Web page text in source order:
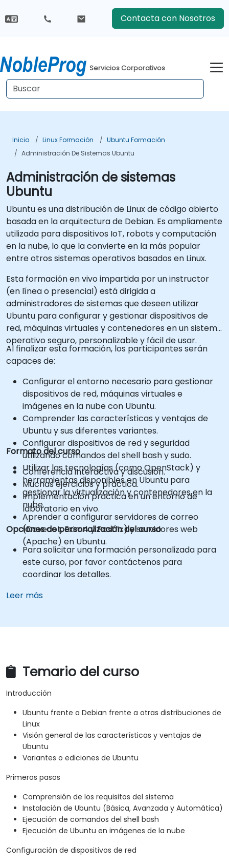
Contacta con Nosotros
Servicios Corporativos
Inicio Linux Formación
Ubuntu Formación
Administración De Sistemas Ubuntu
Administración de sistemas
Ubuntu
Ubuntu es una distribución de Linux de código abierto
basada en la arquitectura de Debian. Es ampliamente
utilizada para dispositivos IoT, robots y computación
en la nube, lo que la convierte en la más popular
entre otros sistemas operativos basados en Linux.
Esta formación en vivo impartida por un instructor
(en línea o presencial) está dirigida a
administradores de sistemas que deseen utilizar
Ubuntu para configurar y gestionar dispositivos de
red, máquinas virtuales y contenedores en un sistema
operativo seguro, personalizable y fácil de usar.
Al finalizar esta formación, los participantes serán
capaces de:
Configurar el entorno necesario para gestionar
dispositivos de red, máquinas virtuales e
imágenes en la nube con Ubuntu.
Comprender las características y ventajas de
Ubuntu y sus diferentes variantes.
Configurar dispositivos de red y seguridad
utilizando comandos del shell bash y sudo.
Utilizar las tecnologías (como OpenStack) y
herramientas disponibles en Ubuntu para
gestionar la virtualización y contenedores en la
nube.
Aprender a configurar servidores de correo
(Dovecot, Exim4 y Postfix) y servidores web
(Apache) en Ubuntu.
Formato del curso
Conferencia interactiva y discusión.
Muchas ejercicios y práctica.
Implementación práctica en un entorno de
laboratorio en vivo.
Opciones de personalización del curso
Para solicitar una formación personalizada para
este curso, por favor contáctenos para
coordinar los detalles.
Leer más
Temario del curso
Introducción
Ubuntu frente a Debian frente a otras distribuciones de
Linux
Visión general de las características y ventajas de
Ubuntu
Variantes o ediciones de Ubuntu
Primeros pasos
Comprensión de los requisitos del sistema
Instalación de Ubuntu (Básica, Avanzada y Automática)
Ejecución de comandos del shell bash
Ejecución de Ubuntu en imágenes de la nube
Configuración de dispositivos de red